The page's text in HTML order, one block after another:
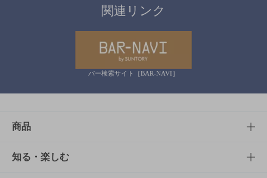
関連リンク
バー検索サイト［BAR-NAVI］
商品
商品TOP
知る・楽しむ